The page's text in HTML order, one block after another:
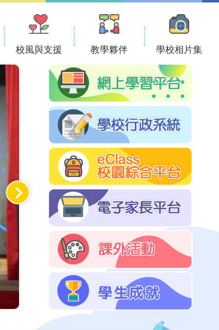
校風與支援 教學夥伴 學校相片集